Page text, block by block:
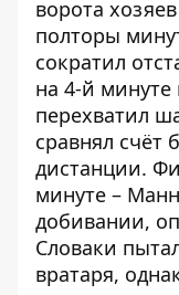
ворота
полторы
сократил
на 4-й минуте
перехватил
сравнял счёт
дистанции.
минуте –
добивании,
Словаки
вратаря,